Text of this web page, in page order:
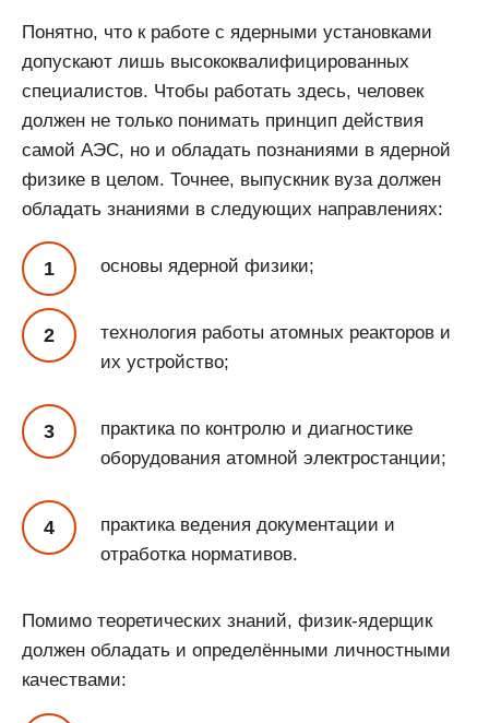
Понятно, что к работе с ядерными установками
допускают лишь высококвалифицированных
специалистов. Чтобы работать здесь, человек
должен не только понимать принцип действия
самой АЭС, но и обладать познаниями в ядерной
физике в целом. Точнее, выпускник вуза должен
обладать знаниями в следующих направлениях:
основы ядерной физики;
технология работы атомных реакторов и
их устройство;
практика по контролю и диагностике
оборудования атомной электростанции;
практика ведения документации и
отработка нормативов.
Помимо теоретических знаний, физик-ядерщик
должен обладать и определёнными личностными
качествами: